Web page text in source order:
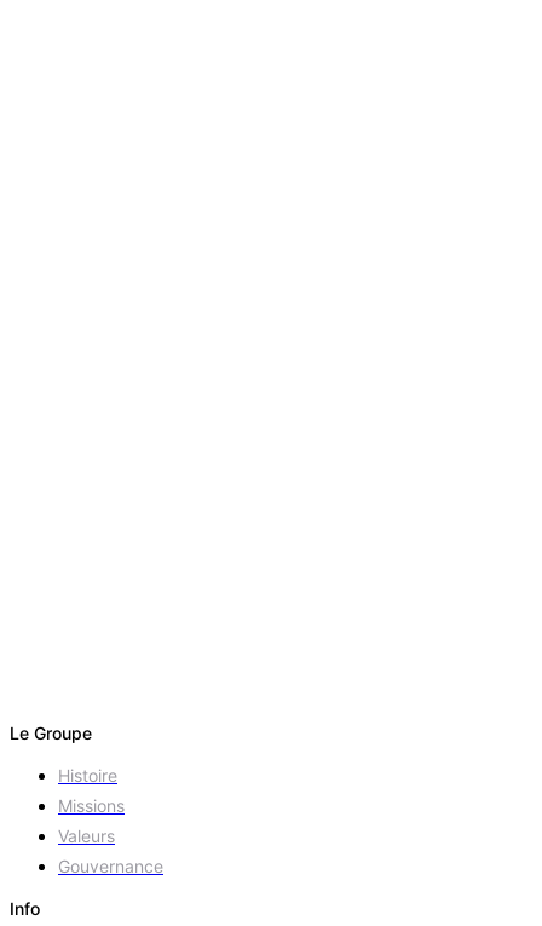
Le Groupe
Histoire
Missions
Valeurs
Gouvernance
Info